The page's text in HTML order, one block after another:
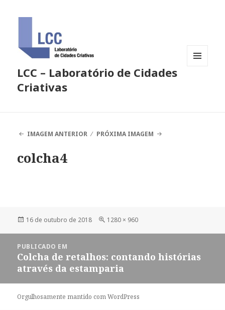
LCC – Laboratório de Cidades
Criativas
IMAGEM ANTERIOR PRÓXIMA IMAGEM
colcha4
Publicado
16 de outubro de 2018
Tamanho
1280 × 960
PUBLICADO EM
Colcha de retalhos: contando histórias
através da estamparia
Orgulhosamente mantido com WordPress